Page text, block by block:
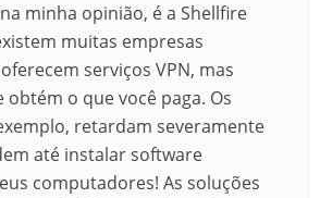
minha opinião, é a Shellfire
muitas empresas
serviços VPN, mas
obtém o que você paga. Os
retardam severamente
até instalar software
computadores! As soluções